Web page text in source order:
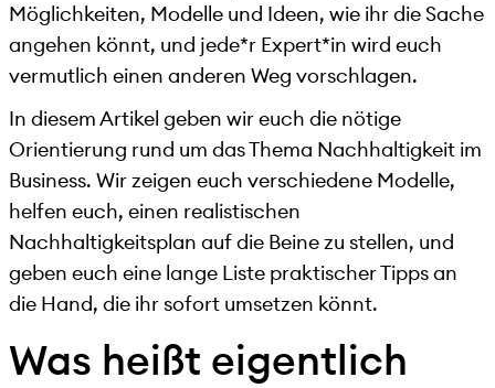
Möglichkeiten, Modelle und Ideen, wie ihr die Sache
angehen könnt, und jede*r Expert*in wird euch
vermutlich einen anderen Weg vorschlagen.
In diesem Artikel geben wir euch die nötige
Orientierung rund um das Thema Nachhaltigkeit im
Business. Wir zeigen euch verschiedene Modelle,
helfen euch, einen realistischen
Nachhaltigkeitsplan auf die Beine zu stellen, und
geben euch eine lange Liste praktischer Tipps an
die Hand, die ihr sofort umsetzen könnt.
Was heißt eigentlich